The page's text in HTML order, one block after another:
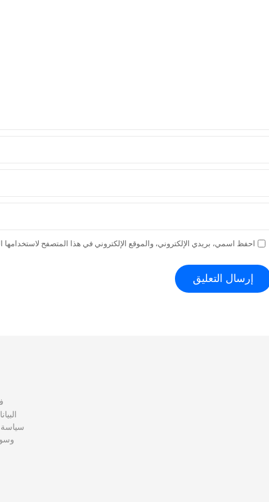
احفظ اسمي، بريدي الإلكتروني، والموقع الإلكتروني في هذا المتصفح لاستخدامها